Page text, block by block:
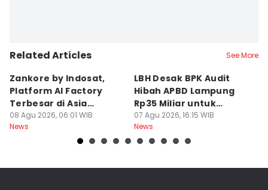
Related Articles See More
Zankore by Indosat,
Platform AI Factory
Terbesar di Asia
Tenggara
08 Agu 2026, 06:01 WIB
News
LBH Desak BPK Audit
Hibah APBD Lampung
Rp35 Miliar untuk
Kejaksaan
07 Agu 2026, 16:15 WIB
News